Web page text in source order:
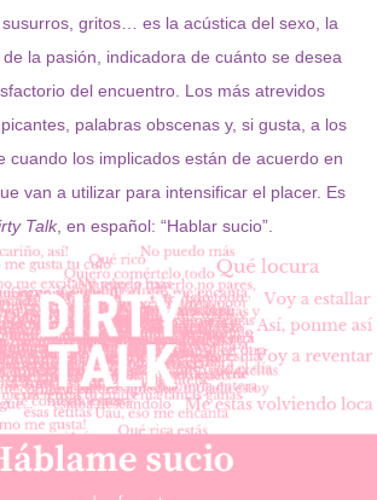
gritos… es la acústica del sexo, la
la pasión, indicadora de cuánto se desea
del encuentro. Los más atrevidos
palabras obscenas y, si gusta, a los
cuando los implicados están de acuerdo en
van a utilizar para intensificar el placer. Es
Talk, en español: “Hablar sucio”.